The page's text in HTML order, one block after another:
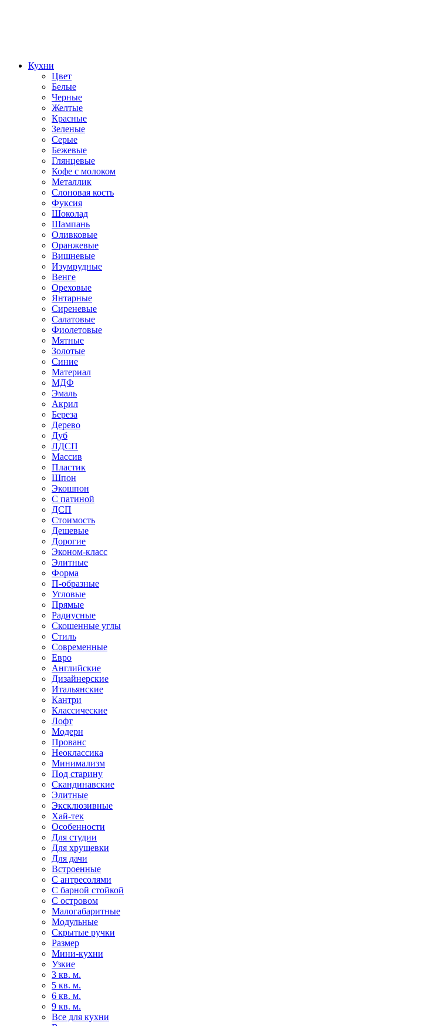
Кухни
Цвет
Белые
Черные
Желтые
Красные
Зеленые
Серые
Бежевые
Глянцевые
Кофе с молоком
Металлик
Слоновая кость
Фуксия
Шоколад
Шампань
Оливковые
Оранжевые
Вишневые
Изумрудные
Венге
Ореховые
Янтарные
Сиреневые
Салатовые
Фиолетовые
Мятные
Золотые
Синие
Материал
МДФ
Эмаль
Акрил
Береза
Дерево
Дуб
ЛДСП
Массив
Пластик
Шпон
Экошпон
С патиной
ДСП
Стоимость
Дешевые
Дорогие
Эконом-класс
Элитные
Форма
П-образные
Угловые
Прямые
Радиусные
Скошенные углы
Стиль
Современные
Евро
Английские
Дизайнерские
Итальянские
Кантри
Классические
Лофт
Модерн
Прованс
Неоклассика
Минимализм
Под старину
Скандинавские
Элитные
Эксклюзивные
Хай-тек
Особенности
Для студии
Для хрущевки
Для дачи
Встроенные
С антресолями
С барной стойкой
С островом
Малогабаритные
Модульные
Скрытые ручки
Размер
Мини-кухни
Узкие
3 кв. м.
5 кв. м.
6 кв. м.
9 кв. м.
Все для кухни